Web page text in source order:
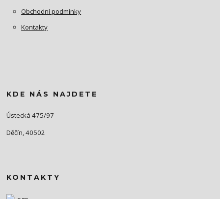
Obchodní podmínky
Kontakty
KDE NÁS NAJDETE
Ústecká 475/97
Děčín, 40502
KONTAKTY